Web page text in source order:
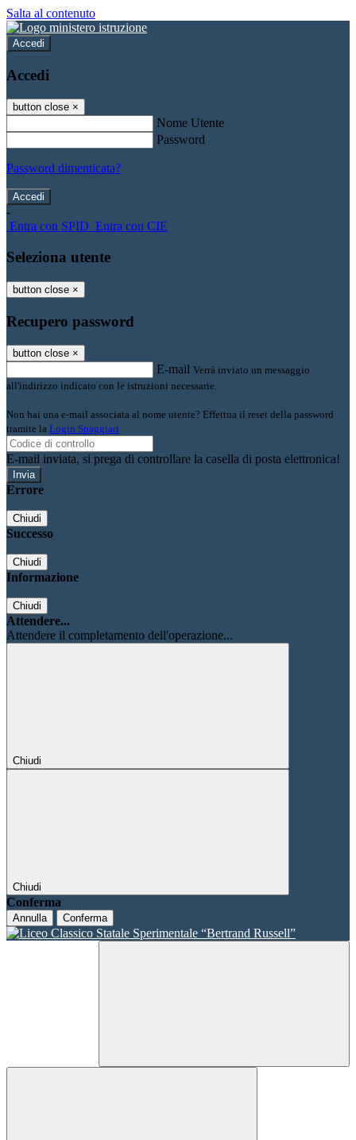
Salta al contenuto
Accedi
Accedi
button close ×
Nome Utente
Password
Password dimenticata?
-
Entra con SPID Entra con CIE
Seleziona utente
button close ×
Recupero password
button close ×
E-mail Verrà inviato un messaggio
all'indirizzo indicato con le istruzioni necessarie.
Non hai una e-mail associata al nome utente? Effettua il reset della password
tramite la Login Spaggiari
E-mail inviata, si prega di controllare la casella di posta elettronica!
Errore
Chiudi
Successo
Chiudi
Informazione
Chiudi
Attendere...
Attendere il completamento dell'operazione...
Chiudi
Chiudi
Conferma
Annulla Conferma